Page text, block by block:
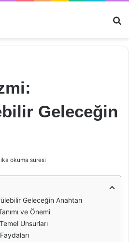
Geleceğin
okuma süresi
Geleceğin Anahtarı
ve Önemi
Unsurları